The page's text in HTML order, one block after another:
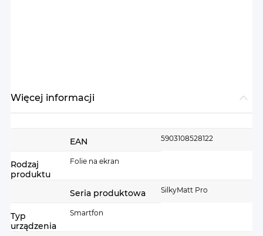
Więcej informacji
EAN 5903108528122
Rodzaj
produktu
Folie na ekran
Seria produktowa SilkyMatt Pro
Typ
urządzenia
Smartfon